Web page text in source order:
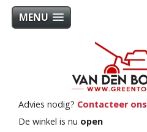
MENU
Advies nodig? Contacteer ons
De winkel is nu open